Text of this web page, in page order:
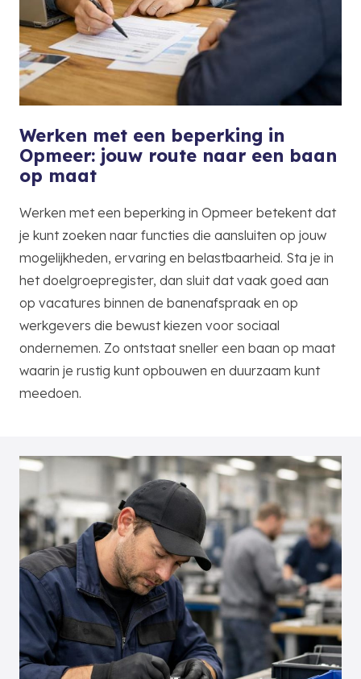
Werken met een beperking in
Opmeer: jouw route naar een baan
op maat
Werken met een beperking in Opmeer betekent dat
je kunt zoeken naar functies die aansluiten op jouw
mogelijkheden, ervaring en belastbaarheid. Sta je in
het doelgroepregister, dan sluit dat vaak goed aan
op vacatures binnen de banenafspraak en op
werkgevers die bewust kiezen voor sociaal
ondernemen. Zo ontstaat sneller een baan op maat
waarin je rustig kunt opbouwen en duurzaam kunt
meedoen.